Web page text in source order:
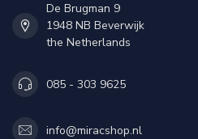
De Brugman 9
1948 NB Beverwijk
the Netherlands
085 - 303 9625
info@miracshop.nl